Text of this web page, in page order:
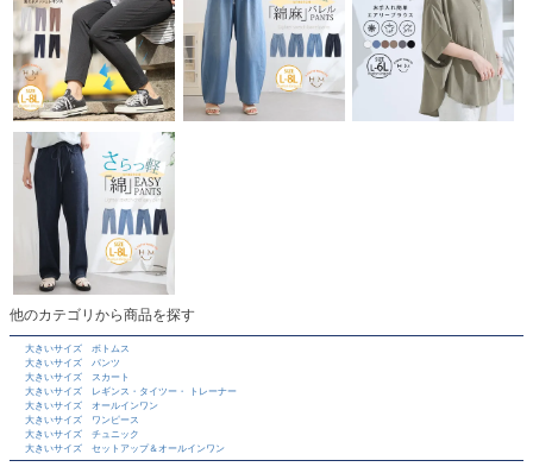
他のカテゴリから商品を探す
大きいサイズ ボトムス
大きいサイズ パンツ
大きいサイズ スカート
大きいサイズ レギンス・タイツー・ トレーナー
大きいサイズ オールインワン
大きいサイズ ワンピース
大きいサイズ チュニック
大きいサイズ セットアップ＆オールインワン